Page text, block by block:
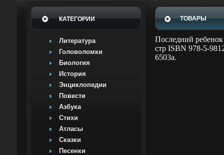
КАТЕГОРИИ
Литература
Головоломки
Биология
История
Энциклопедии
Повести
Азбука
Стихи
Атласы
Сказки
Песенки
ТОВАРЫ
Последний ребенок
стр ISBN 978-5-
6503a.